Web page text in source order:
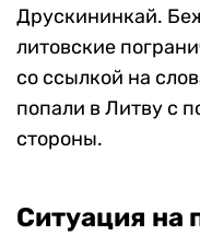
Друскининкай.
литовские
со ссылкой на
попали в Литву с
стороны.
Ситуация на